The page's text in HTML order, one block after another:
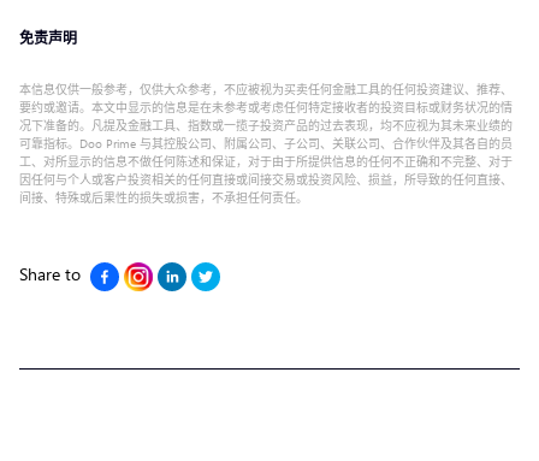
免责声明
本信息仅供一般参考，仅供大众参考，不应被视为买卖任何金融工具的任何投资建议、推荐、
要约或邀请。本文中显示的信息是在未参考或考虑任何特定接收者的投资目标或财务状况的情
况下准备的。凡提及金融工具、指数或一揽子投资产品的过去表现，均不应视为其未来业绩的
可靠指标。Doo Prime 与其控股公司、附属公司、子公司、关联公司、合作伙伴及其各自的员
工、对所显示的信息不做任何陈述和保证，对于由于所提供信息的任何不正确和不完整、对于
因任何与个人或客户投资相关的任何直接或间接交易或投资风险、损益，所导致的任何直接、
间接、特殊或后果性的损失或损害，不承担任何责任。
Share to